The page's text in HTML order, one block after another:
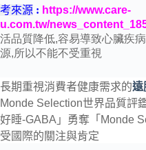
考來源 : https://www.care-
u.com.tw/
活品質降低,容易導致心臟疾
源,所以不能不受重視
長期重視消費者健康需求的遠
Monde Selection世界品質評
好睡-GABA 」勇奪「Monde
受國際的關注與肯定